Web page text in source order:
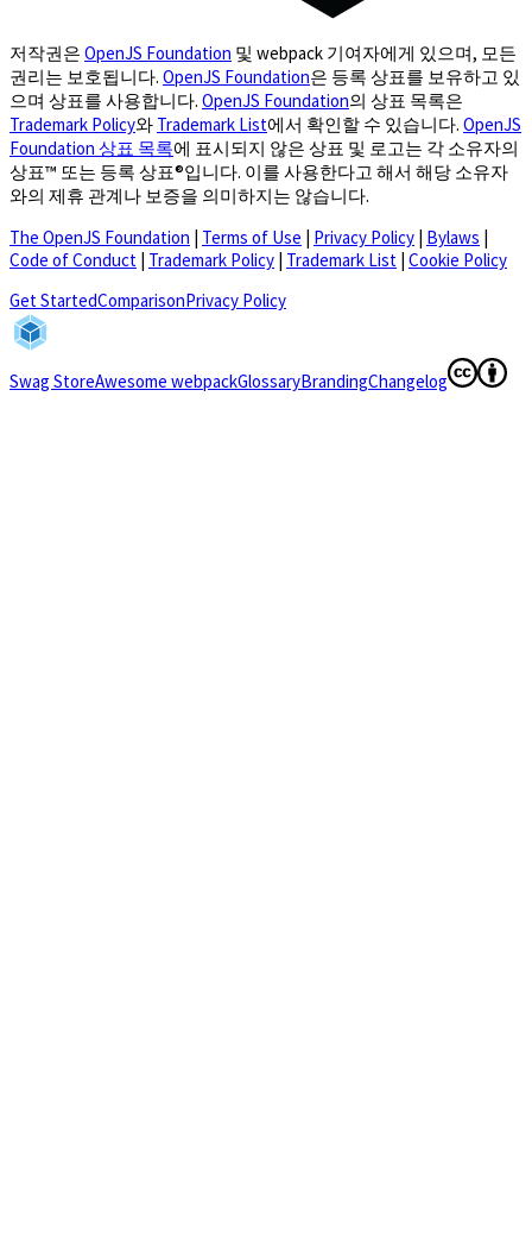
저작권은 OpenJS Foundation 및 webpack 기여자에게 있으며, 모든
권리는 보호됩니다. OpenJS Foundation은 등록 상표를 보유하고 있
으며 상표를 사용합니다. OpenJS Foundation의 상표 목록은
Trademark Policy와 Trademark List에서 확인할 수 있습니다. OpenJS
Foundation 상표 목록에 표시되지 않은 상표 및 로고는 각 소유자의
상표™ 또는 등록 상표®입니다. 이를 사용한다고 해서 해당 소유자
와의 제휴 관계나 보증을 의미하지는 않습니다.
The OpenJS Foundation | Terms of Use | Privacy Policy | Bylaws |
Code of Conduct | Trademark Policy | Trademark List | Cookie Policy
Get StartedComparisonPrivacy Policy(opens in a new tab)
Swag StoreAwesome webpackGlossaryBrandingChangelog
(opens in